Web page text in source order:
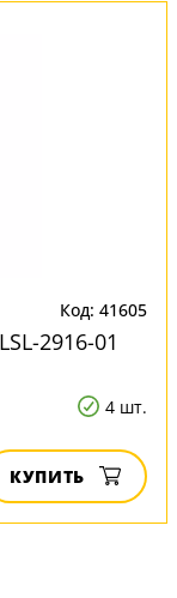
Код: 41605
2916-01
4 шт.
КУПИТЬ